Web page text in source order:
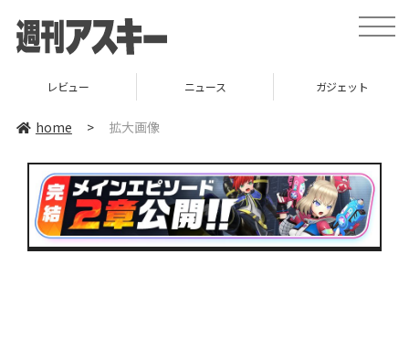
toggle
レビュー ニュース ガジェット
home > 拡大画像